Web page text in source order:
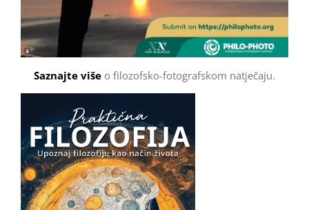
Saznajte više o filozofsko-fotografskom natječaju.